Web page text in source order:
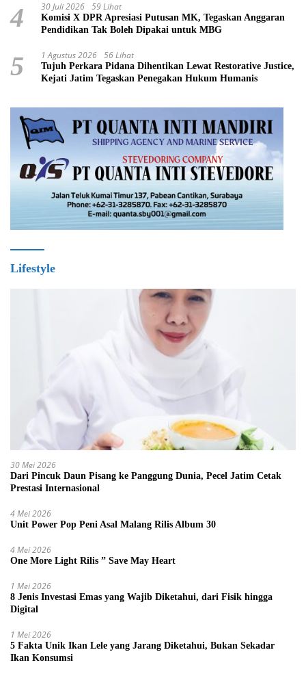
4 30 Juli 2026 59 Lihat
Komisi X DPR Apresiasi Putusan MK, Tegaskan Anggaran
Pendidikan Tak Boleh Dipakai untuk MBG
5 1 Agustus 2026 56 Lihat
Tujuh Perkara Pidana Dihentikan Lewat Restorative Justice,
Kejati Jatim Tegaskan Penegakan Hukum Humanis
Lifestyle
30 Mei 2026
Dari Pincuk Daun Pisang ke Panggung Dunia, Pecel Jatim Cetak
Prestasi Internasional
4 Mei 2026
Unit Power Pop Peni Asal Malang Rilis Album 30
4 Mei 2026
One More Light Rilis ” Save May Heart
1 Mei 2026
8 Jenis Investasi Emas yang Wajib Diketahui, dari Fisik hingga
Digital
1 Mei 2026
5 Fakta Unik Ikan Lele yang Jarang Diketahui, Bukan Sekadar
Ikan Konsumsi